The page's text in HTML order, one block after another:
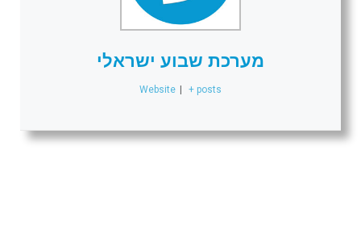
מערכת שבוע ישראלי
Website | + posts